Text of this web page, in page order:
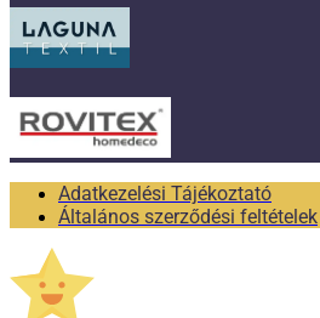
Adatkezelési Tájékoztató
Általános szerződési feltételek